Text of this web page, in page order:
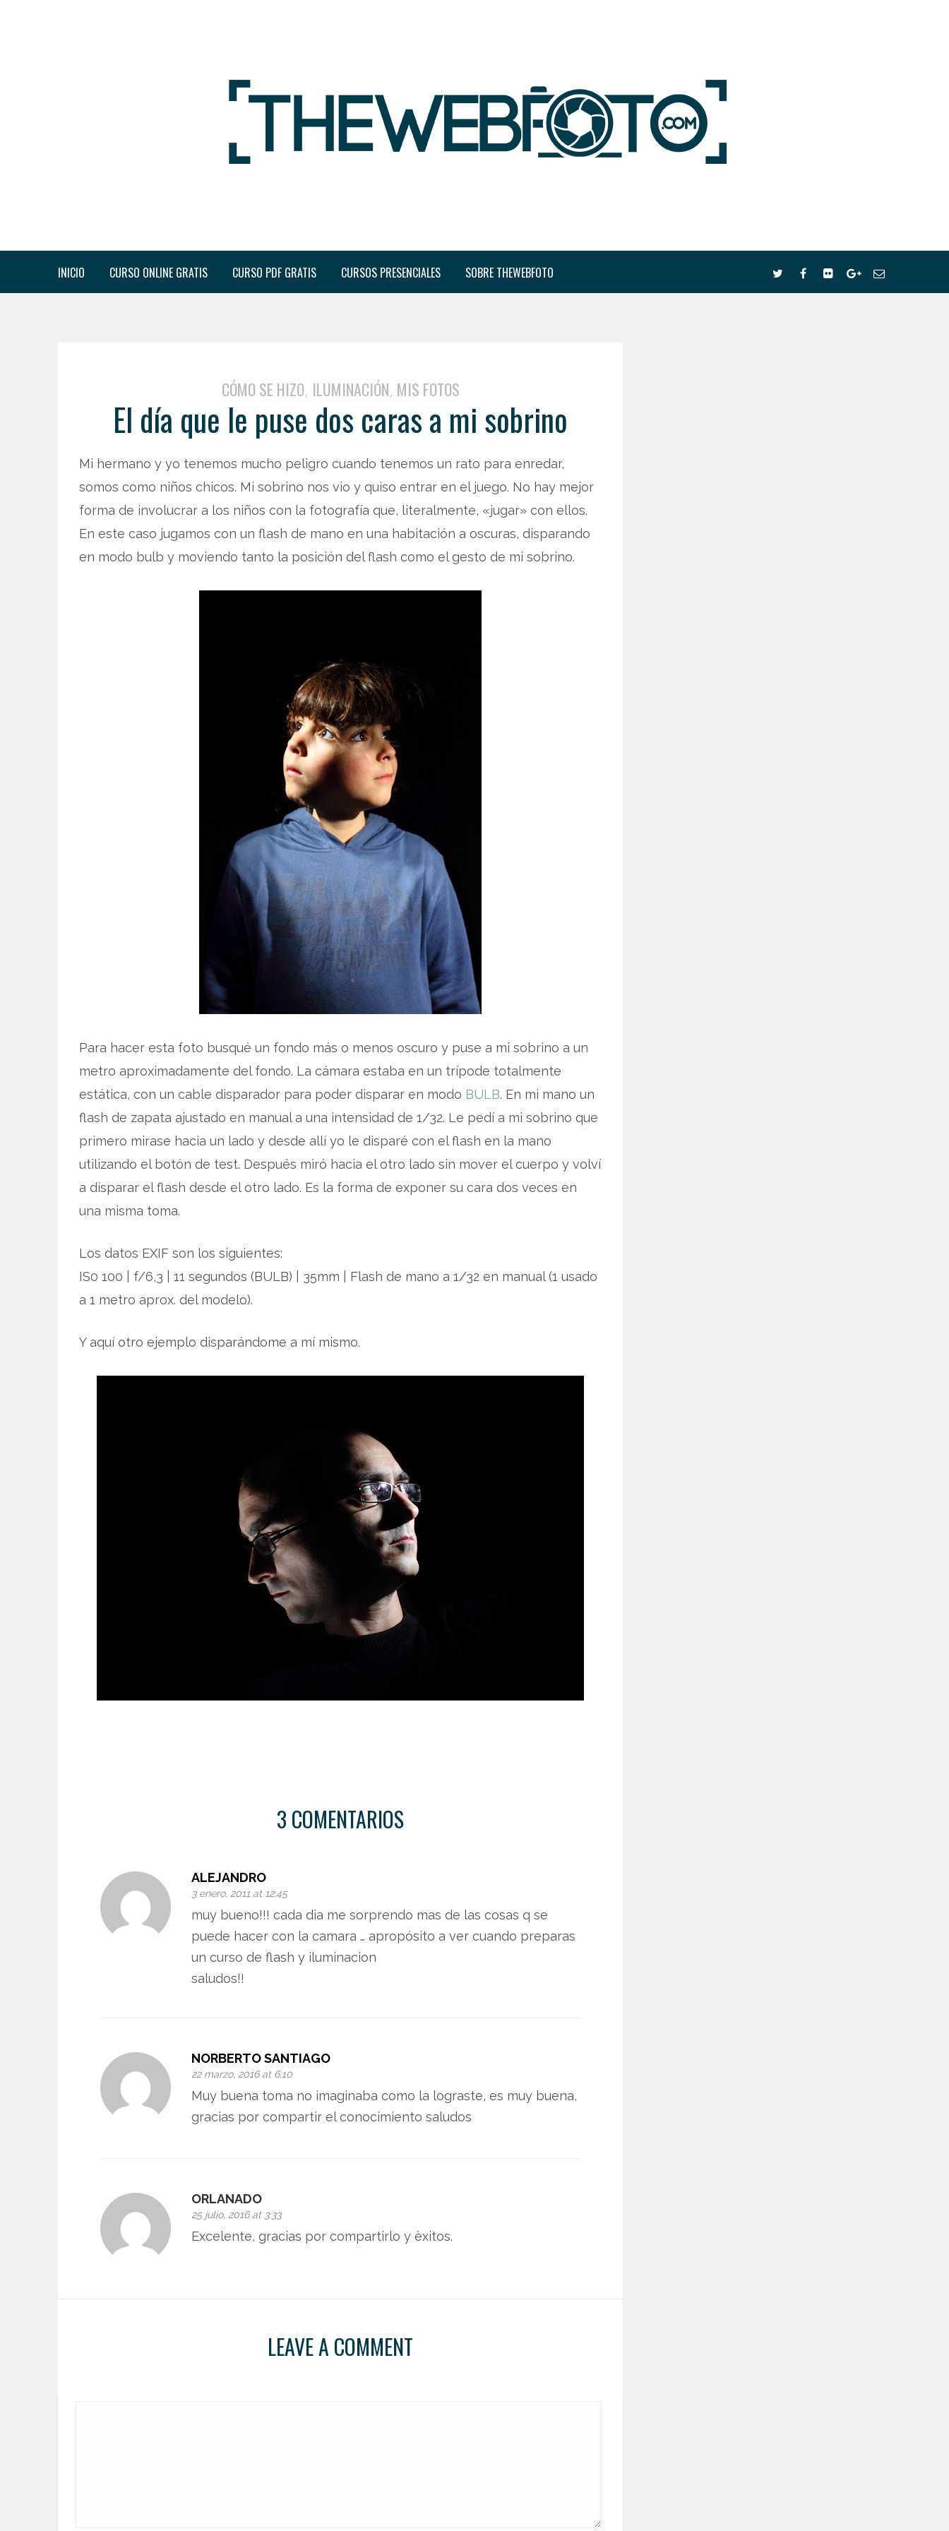
INICIO CURSO ONLINE GRATIS CURSO PDF GRATIS CURSOS PRESENCIALES SOBRE THEWEBFOTO
CÓMO SE HIZO, ILUMINACIÓN, MIS FOTOS
El día que le puse dos caras a mi sobrino
Mi hermano y yo tenemos mucho peligro cuando tenemos un rato para enredar,
somos como niños chicos. Mi sobrino nos vio y quiso entrar en el juego. No hay mejor
forma de involucrar a los niños con la fotografía que, literalmente, «jugar» con ellos.
En este caso jugamos con un flash de mano en una habitación a oscuras, disparando
en modo bulb y moviendo tanto la posición del flash como el gesto de mi sobrino.
Para hacer esta foto busqué un fondo más o menos oscuro y puse a mi sobrino a un
metro aproximadamente del fondo. La cámara estaba en un trípode totalmente
estática, con un cable disparador para poder disparar en modo BULB. En mi mano un
flash de zapata ajustado en manual a una intensidad de 1/32. Le pedí a mi sobrino que
primero mirase hacia un lado y desde allí yo le disparé con el flash en la mano
utilizando el botón de test. Después miró hacia el otro lado sin mover el cuerpo y volví
a disparar el flash desde el otro lado. Es la forma de exponer su cara dos veces en
una misma toma.
Los datos EXIF son los siguientes:
IS0 100 | f/6,3 | 11 segundos (BULB) | 35mm | Flash de mano a 1/32 en manual (1 usado
a 1 metro aprox. del modelo).
Y aquí otro ejemplo disparándome a mí mismo.
3 COMENTARIOS
ALEJANDRO
3 enero, 2011 at 12:45
muy bueno!!! cada dia me sorprendo mas de las cosas q se
puede hacer con la camara … apropósito a ver cuando preparas
un curso de flash y iluminacion
saludos!!
NORBERTO SANTIAGO
22 marzo, 2016 at 6:10
Muy buena toma no imaginaba como la lograste, es muy buena,
gracias por compartir el conocimiento saludos
ORLANADO
25 julio, 2016 at 3:33
Excelente, gracias por compartirlo y èxitos.
LEAVE A COMMENT